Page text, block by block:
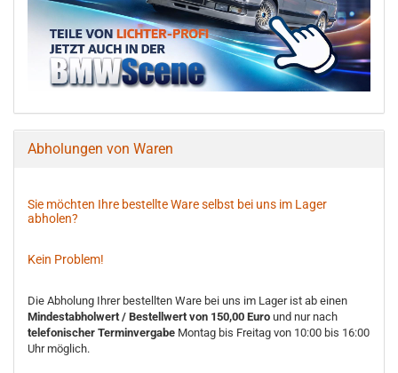
Abholungen von Waren
Sie möchten Ihre bestellte Ware selbst bei uns im Lager
abholen?
Kein Problem!
Die Abholung Ihrer bestellten Ware bei uns im Lager ist ab einen
Mindestabholwert / Bestellwert von 150,00 Euro und nur nach
telefonischer Terminvergabe Montag bis Freitag von 10:00 bis 16:00
Uhr möglich.